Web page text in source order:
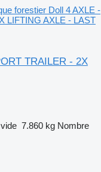
forestier Doll 4 AXLE -
LIFTING AXLE - LAST
TRAILER - 2X
7.860 kg Nombre